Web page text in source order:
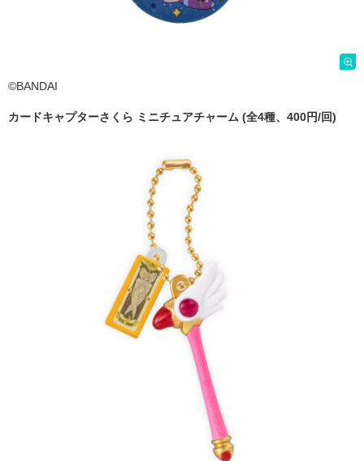
©BANDAI
カードキャプターさくら ミニチュアチャーム (全4種、400円/回)